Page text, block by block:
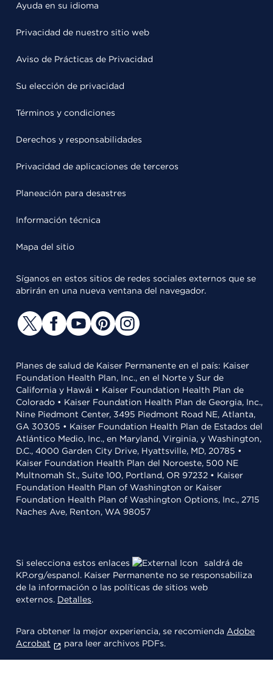
Ayuda en su idioma
Privacidad de nuestro sitio web
Aviso de Prácticas de Privacidad
Su elección de privacidad
Términos y condiciones
Derechos y responsabilidades
Privacidad de aplicaciones de terceros
Planeación para desastres
Información técnica
Mapa del sitio
Síganos en estos sitios de redes sociales externos que se
abrirán en una nueva ventana del navegador.
Planes de salud de Kaiser Permanente en el país: Kaiser
Foundation Health Plan, Inc., en el Norte y Sur de
California y Hawái • Kaiser Foundation Health Plan de
Colorado • Kaiser Foundation Health Plan de Georgia, Inc.,
Nine Piedmont Center, 3495 Piedmont Road NE, Atlanta,
GA 30305 • Kaiser Foundation Health Plan de Estados del
Atlántico Medio, Inc., en Maryland, Virginia, y Washington,
D.C., 4000 Garden City Drive, Hyattsville, MD, 20785 •
Kaiser Foundation Health Plan del Noroeste, 500 NE
Multnomah St., Suite 100, Portland, OR 97232 • Kaiser
Foundation Health Plan of Washington or Kaiser
Foundation Health Plan of Washington Options, Inc., 2715
Naches Ave, Renton, WA 98057
Si selecciona estos enlaces
saldrá de
KP.org/espanol. Kaiser Permanente no se responsabiliza
de la información o las políticas de sitios web
externos. Detalles.
Para obtener la mejor experiencia, se recomienda Adobe
Acrobat
para leer archivos PDFs.